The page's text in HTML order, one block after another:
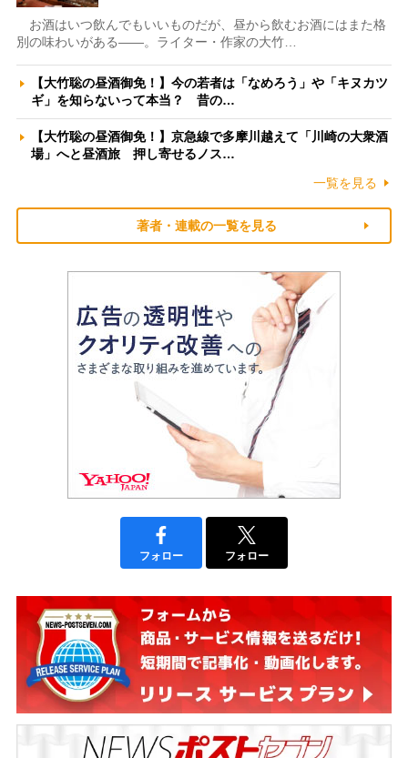
お酒はいつ飲んでもいいものだが、昼から飲むお酒にはまた格
別の味わいがある――。ライター・作家の大竹…
【大竹聡の昼酒御免！】今の若者は「なめろう」や「キヌカツ
ギ」を知らないって本当？ 昔の…
【大竹聡の昼酒御免！】京急線で多摩川越えて「川崎の大衆酒
場」へと昼酒旅 押し寄せるノス…
一覧を見る
著者・連載の一覧を見る
フォロー フォロー